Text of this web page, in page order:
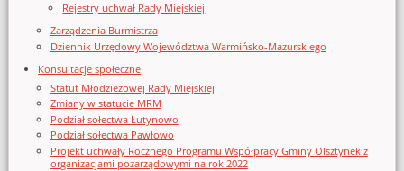
Rejestry uchwał Rady Miejskiej
Zarządzenia Burmistrza
Dziennik Urzędowy Województwa Warmińsko-Mazurskiego
Konsultacje społeczne
Statut Młodzieżowej Rady Miejskiej
Zmiany w statucie MRM
Podział sołectwa Łutynowo
Podział sołectwa Pawłowo
Projekt uchwały Rocznego Programu Współpracy Gminy Olsztynek z
organizacjami pozarządowymi na rok 2022